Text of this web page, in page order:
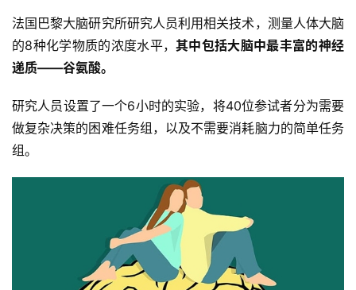
法国巴黎大脑研究所研究人员利用相关技术，测量人体大脑
的8种化学物质的浓度水平，其中包括大脑中最丰富的神经
递质——谷氨酸。
研究人员设置了一个6小时的实验，将40位参试者分为需要
做复杂决策的困难任务组，以及不需要消耗脑力的简单任务
组。